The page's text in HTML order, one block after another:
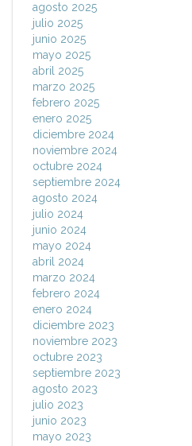
agosto 2025
julio 2025
junio 2025
mayo 2025
abril 2025
marzo 2025
febrero 2025
enero 2025
diciembre 2024
noviembre 2024
octubre 2024
septiembre 2024
agosto 2024
julio 2024
junio 2024
mayo 2024
abril 2024
marzo 2024
febrero 2024
enero 2024
diciembre 2023
noviembre 2023
octubre 2023
septiembre 2023
agosto 2023
julio 2023
junio 2023
mayo 2023